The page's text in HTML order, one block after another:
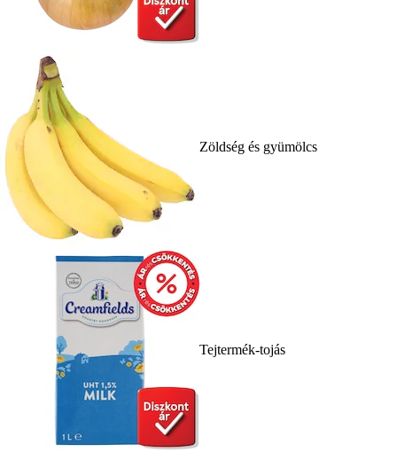
Zöldség és gyümölcs
Tejtermék-tojás